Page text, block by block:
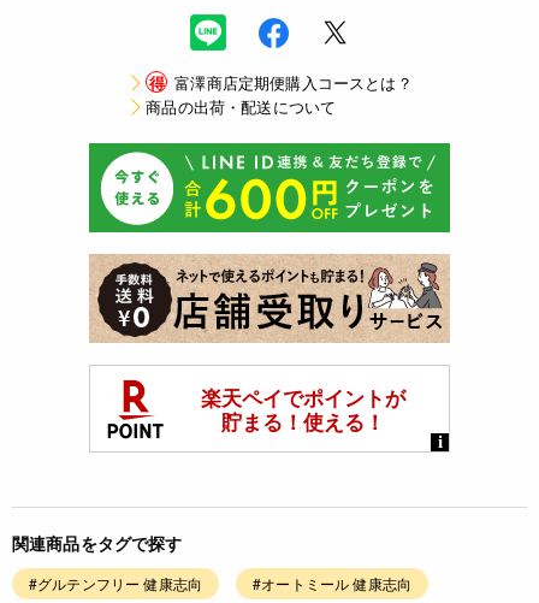
得 富澤商店定期便購入コースとは？
商品の出荷・配送について
関連商品をタグで探す
#グルテンフリー 健康志向 #オートミール 健康志向